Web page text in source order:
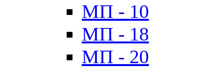
МП - 10
МП - 18
МП - 20